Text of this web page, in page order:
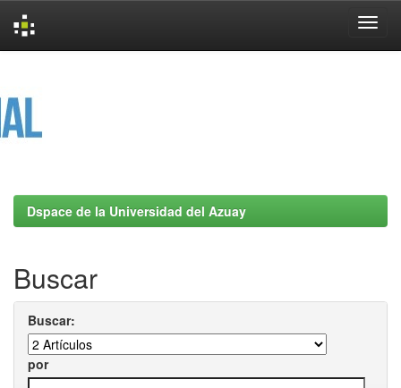
Dspace de la Universidad del Azuay
Buscar
Buscar:
por